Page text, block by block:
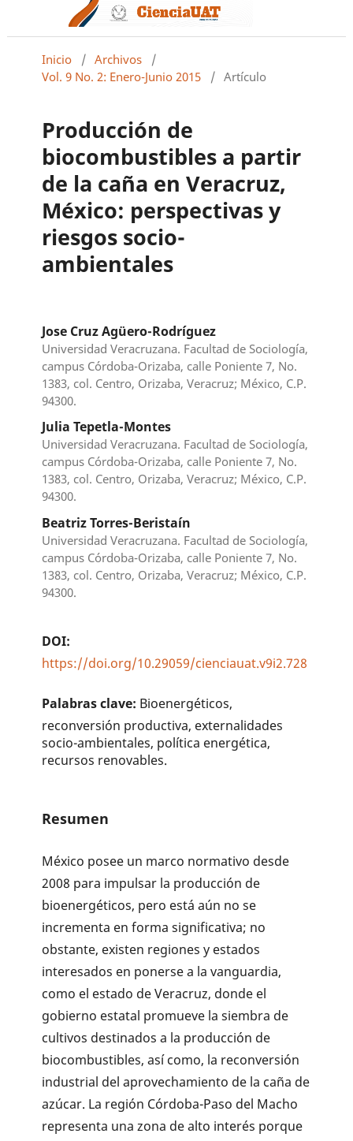
Inicio / Archivos
/
Vol. 9 No. 2: Enero-Junio 2015
/ Artículo
Producción de
biocombustibles a partir
de la caña en Veracruz,
México: perspectivas y
riesgos socio-
ambientales
Jose Cruz Agüero-Rodríguez
Universidad Veracruzana. Facultad de Sociología,
campus Córdoba-Orizaba, calle Poniente 7, No.
1383, col. Centro, Orizaba, Veracruz; México, C.P.
94300.
Julia Tepetla-Montes
Universidad Veracruzana. Facultad de Sociología,
campus Córdoba-Orizaba, calle Poniente 7, No.
1383, col. Centro, Orizaba, Veracruz; México, C.P.
94300.
Beatriz Torres-Beristaín
Universidad Veracruzana. Facultad de Sociología,
campus Córdoba-Orizaba, calle Poniente 7, No.
1383, col. Centro, Orizaba, Veracruz; México, C.P.
94300.
DOI:
https://doi.org/10.29059/cienciauat.v9i2.728
Palabras clave: Bioenergéticos,
reconversión productiva, externalidades
socio-ambientales, política energética,
recursos renovables.
Resumen
México posee un marco normativo desde
2008 para impulsar la pro­ducción de
bioenergéticos, pero está aún no se
incrementa en forma significativa; no
obstante, existen regiones y estados
interesados en ponerse a la vanguardia,
como el estado de Veracruz, donde el
gobierno estatal promueve la siembra de
cultivos destinados a la producción de
biocombustibles, así como, la reconversión
industrial del aprovechamiento de la caña de
azúcar. La región Córdoba-Paso del Macho
representa una zona de alto interés porque